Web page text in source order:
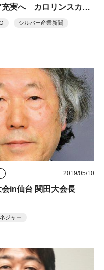
実へ カロリンスカ研
シルバー産業新聞
2019/05/10
in仙台 関田大会長
ジャー